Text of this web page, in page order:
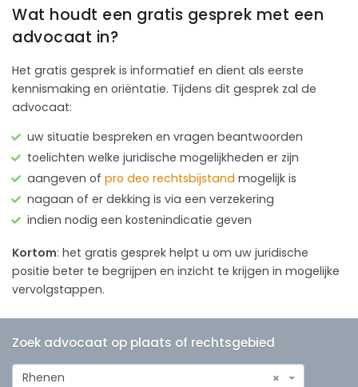
Wat houdt een gratis gesprek met een
advocaat in?
Het gratis gesprek is informatief en dient als eerste
kennismaking en oriëntatie. Tijdens dit gesprek zal de
advocaat:
uw situatie bespreken en vragen beantwoorden
toelichten welke juridische mogelijkheden er zijn
aangeven of pro deo rechtsbijstand mogelijk is
nagaan of er dekking is via een verzekering
indien nodig een kostenindicatie geven
Kortom: het gratis gesprek helpt u om uw juridische
positie beter te begrijpen en inzicht te krijgen in mogelijke
vervolgstappen.
Zoek advocaat op plaats of rechtsgebied
×
Rhenen